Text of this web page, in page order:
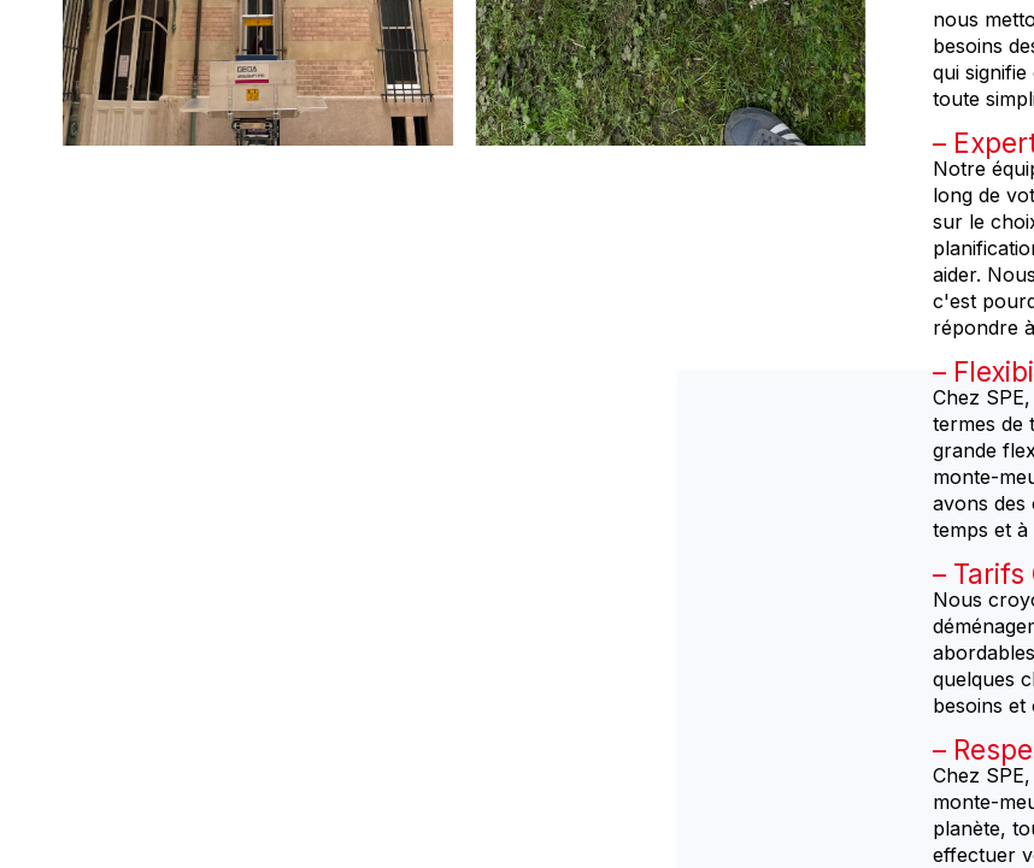
nous
besoins
qui
toute
Notre
long de
sur le
aider.
c'est
répondre
Chez
termes de
grande
monte-
avons des
temps et
Tarifs
Nous
quelques
besoins
Chez
monte-
planète,
effectuer